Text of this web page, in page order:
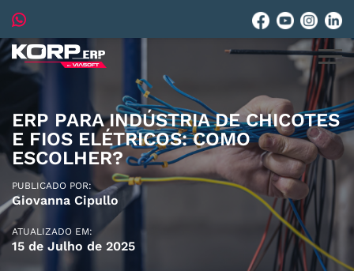
ERP PARA INDÚSTRIA DE CHICOTES
E FIOS ELÉTRICOS: COMO
ESCOLHER?
PUBLICADO POR:
Giovanna Cipullo
ATUALIZADO EM:
15 de Julho de 2025